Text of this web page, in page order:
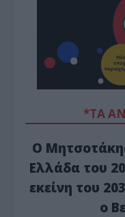
*ΤΑ
Ο
Ελλάδα του
εκείνη του
ο